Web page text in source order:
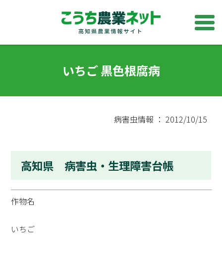
いちご 黒色根腐病
病害虫情報 ： 2012/10/15
高知県 病害虫・生理障害台帳
作物名
いちご